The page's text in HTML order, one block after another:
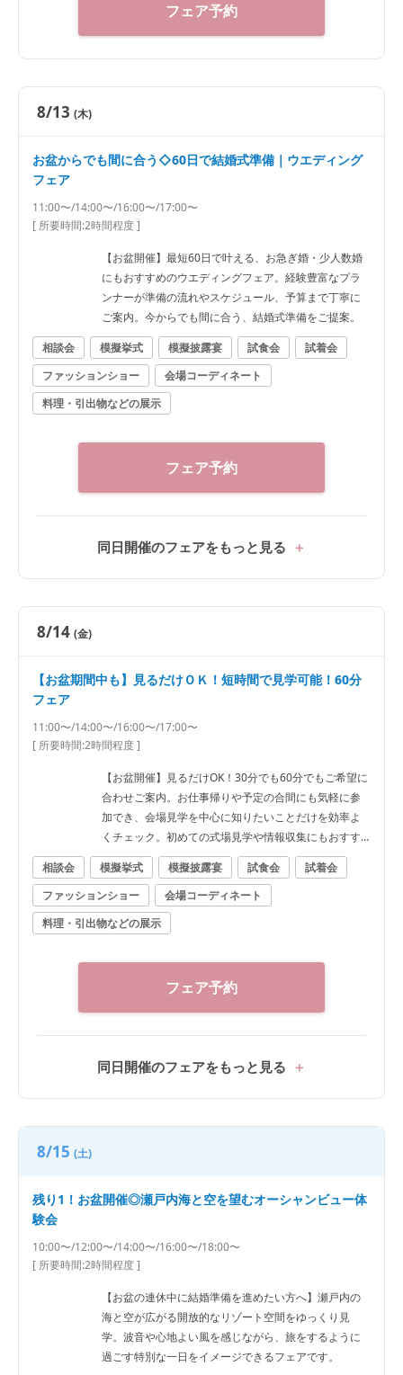
フェア予約
8/13 (木)
お盆からでも間に合う◇60日で結婚式準備｜ウエディング
フェア
11:00〜/14:00〜/16:00〜/17:00〜
[ 所要時間:2時間程度]
【お盆開催】最短60日で叶える、お急ぎ婚・少人数婚
にもおすすめのウエディングフェア。経験豊富なプラ
ンナーが準備の流れやスケジュール、予算まで丁寧に
ご案内。今からでも間に合う、結婚式準備をご提案。
相談会
模擬挙式 模擬披露宴 試食会
試着会
ファッションショー
会場コーディネート
料理・引出物などの展示
フェア予約
同日開催のフェアをもっと見る
8/14 (金)
【お盆期間中も】見るだけＯＫ！短時間で見学可能！60分
フェア
11:00〜/14:00〜/16:00〜/17:00〜
[ 所要時間:2時間程度]
【お盆開催】見るだけOK！30分でも60分でもご希望に
合わせご案内。お仕事帰りや予定の合間にも気軽に参
加でき、会場見学を中心に知りたいことだけを効率よ
くチェック。初めての式場見学や情報収集にもおすす
め◎
相談会 模擬挙式 模擬披露宴 試食会
試着会
ファッションショー
会場コーディネート
料理・引出物などの展示
フェア予約
同日開催のフェアをもっと見る
8/15 (土)
残り1！お盆開催◎瀬戸内海と空を望むオーシャンビュー体
験会
10:00〜/12:00〜/14:00〜/16:00〜/18:00〜
[ 所要時間:2時間程度]
【お盆の連休中に結婚準備を進めたい方へ】瀬戸内の
海と空が広がる開放的なリゾート空間をゆっくり見
学。波音や心地よい風を感じながら、旅をするように
過ごす特別な一日をイメージできるフェアです。